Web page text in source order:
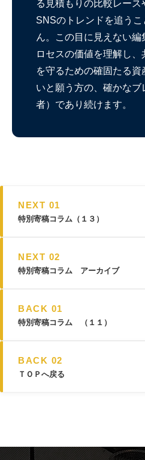
る見積もりの比較レース
SNSのトレンドを追う
ん。この目に見えない編
ロセスの価値を理解し
を守るための確固たる資
いと願う方の、確かなブ
者）であり続けます。
NEXT 01
特別寄稿コラム（１３）
NEXT 02
特別寄稿コラム アーカイブ
BACK 01
特別寄稿コラム （１１）
BACK 02
ＴＯＰへ戻る